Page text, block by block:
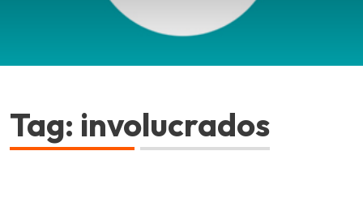
Tag: involucrados